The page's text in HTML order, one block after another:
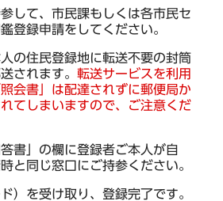
して、市民課もしくは各市民セ
登録申請をしてください。
の住民登録地に転送不要の封筒
されます。 転送サービスを利用
照会書」は配達されずに郵便局か
てしまいますので、ご注意くだ
書」の欄に登録者ご本人が自
と同じ窓口にご持参ください。
）を受け取り、登録完了です。